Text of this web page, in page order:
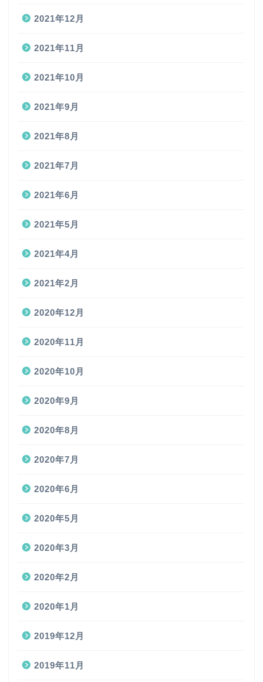
2021年12月
2021年11月
2021年10月
2021年9月
2021年8月
2021年7月
2021年6月
2021年5月
2021年4月
2021年2月
2020年12月
2020年11月
2020年10月
2020年9月
2020年8月
2020年7月
2020年6月
2020年5月
2020年3月
2020年2月
2020年1月
2019年12月
2019年11月